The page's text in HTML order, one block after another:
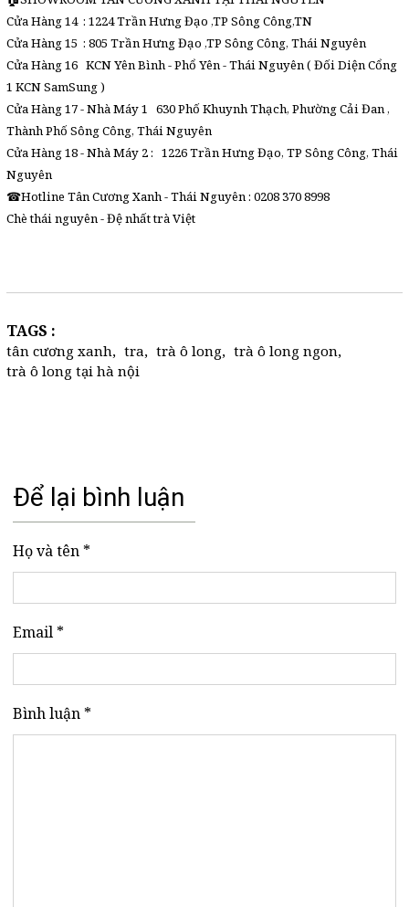
Cửa Hàng 14 : 1224 Trần Hưng Đạo ,TP Sông Công,TN
Cửa Hàng 15 : 805 Trần Hưng Đạo ,TP Sông Công, Thái Nguyên
Cửa Hàng 16 KCN Yên Bình - Phổ Yên - Thái Nguyên ( Đối Diện Cổng
1 KCN SamSung )
Cửa Hàng 17 - Nhà Máy 1 630 Phố Khuynh Thạch, Phường Cải Đan ,
Thành Phố Sông Công, Thái Nguyên
Cửa Hàng 18 - Nhà Máy 2 : 1226 Trần Hưng Đạo, TP Sông Công, Thái
Nguyên
☎Hotline Tân Cương Xanh - Thái Nguyên : 0208 370 8998
Chè thái nguyên - Đệ nhất trà Việt
TAGS :
tân cương xanh, tra, trà ô long, trà ô long ngon,
trà ô long tại hà nội
Để lại bình luận
Họ và tên *
Email *
Bình luận *